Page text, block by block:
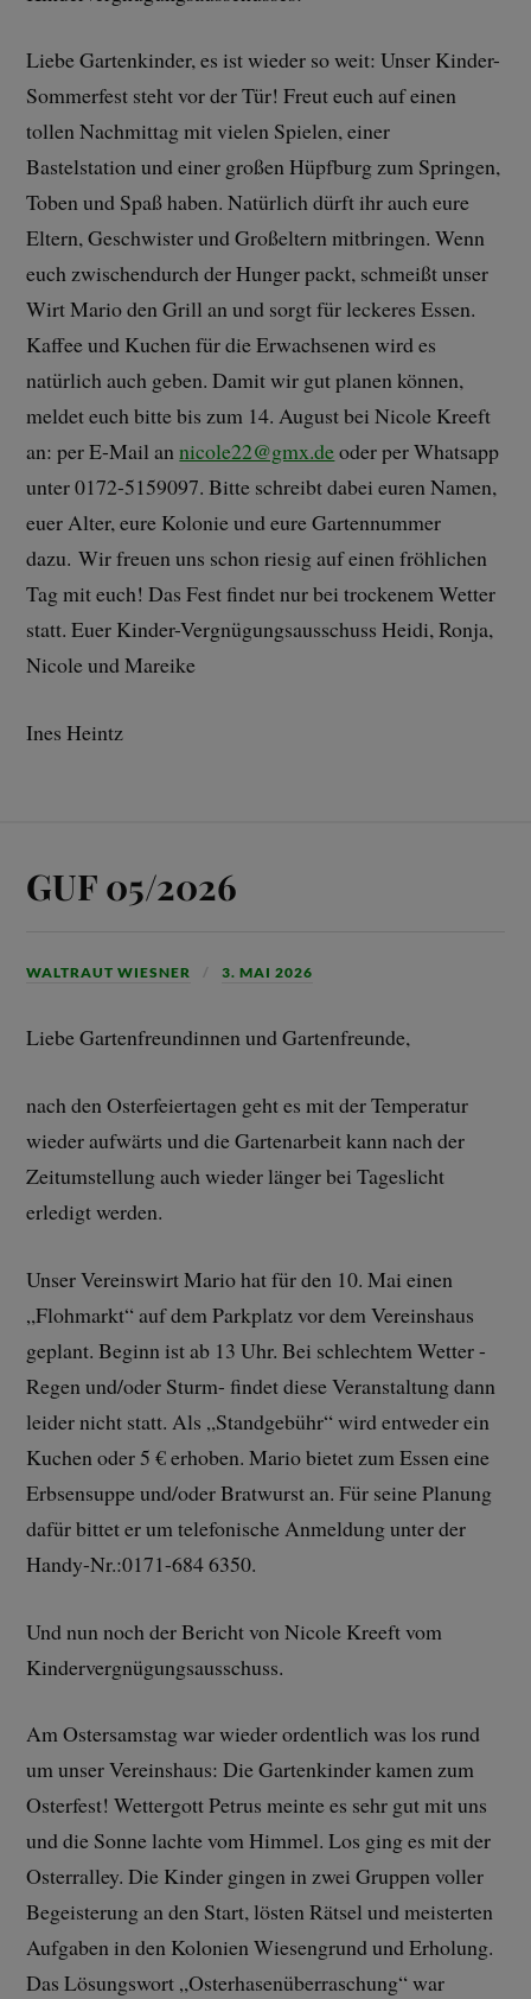
Liebe Gartenkinder, es ist wieder so weit: Unser Kinder-
Sommerfest steht vor der Tür! Freut euch auf einen
tollen Nachmittag mit vielen Spielen, einer
Bastelstation und einer großen Hüpfburg zum Springen,
Toben und Spaß haben. Natürlich dürft ihr auch eure
Eltern, Geschwister und Großeltern mitbringen. Wenn
euch zwischendurch der Hunger packt, schmeißt unser
Wirt Mario den Grill an und sorgt für leckeres Essen.
Kaffee und Kuchen für die Erwachsenen wird es
natürlich auch geben. Damit wir gut planen können,
meldet euch bitte bis zum 14. August bei Nicole Kreeft
an: per E-Mail annicole22@gmx.deoder per Whatsapp
unter 0172-5159097. Bitte schreibt dabei euren Namen,
euer Alter, eure Kolonie und eure Gartennummer
dazu. Wir freuen uns schon riesig auf einen fröhlichen
Tag mit euch! Das Fest findet nur bei trockenem Wetter
statt. Euer Kinder-Vergnügungsausschuss Heidi, Ronja,
Nicole und Mareike
Ines Heintz
GUF 05/2026
WALTRAUT WIESNER 3. MAI 2026
Liebe Gartenfreundinnen und Gartenfreunde,
nach den Osterfeiertagen geht es mit der Temperatur
wieder aufwärts und die Gartenarbeit kann nach der
Zeitumstellung auch wieder länger bei Tageslicht
erledigt werden.
Unser Vereinswirt Mario hat für den 10. Mai einen
„Flohmarkt“ auf dem Parkplatz vor dem Vereinshaus
geplant. Beginn ist ab 13 Uhr. Bei schlechtem Wetter -
Regen und/oder Sturm- findet diese Veranstaltung dann
leider nicht statt. Als „Standgebühr“ wird entweder ein
Kuchen oder 5 € erhoben. Mario bietet zum Essen eine
Erbsensuppe und/oder Bratwurst an. Für seine Planung
dafür bittet er um telefonische Anmeldung unter der
Handy-Nr.:0171-684 6350.
Und nun noch der Bericht von Nicole Kreeft vom
Kindervergnügungsausschuss.
Am Ostersamstag war wieder ordentlich was los rund
um unser Vereinshaus: Die Gartenkinder kamen zum
Osterfest! Wettergott Petrus meinte es sehr gut mit uns
und die Sonne lachte vom Himmel. Los ging es mit der
Osterralley. Die Kinder gingen in zwei Gruppen voller
Begeisterung an den Start, lösten Rätsel und meisterten
Aufgaben in den Kolonien Wiesengrund und Erholung.
Das Lösungswort „Osterhasenüberraschung“ war